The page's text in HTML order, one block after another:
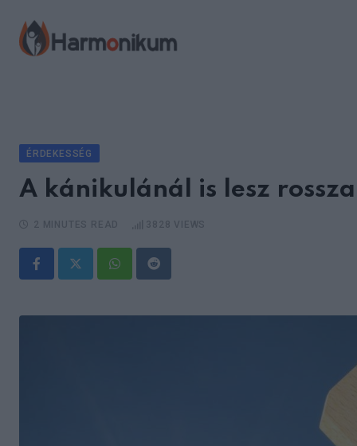
content
ÉRDEKESSÉG
A kánikulánál is lesz
WhatsappReddit